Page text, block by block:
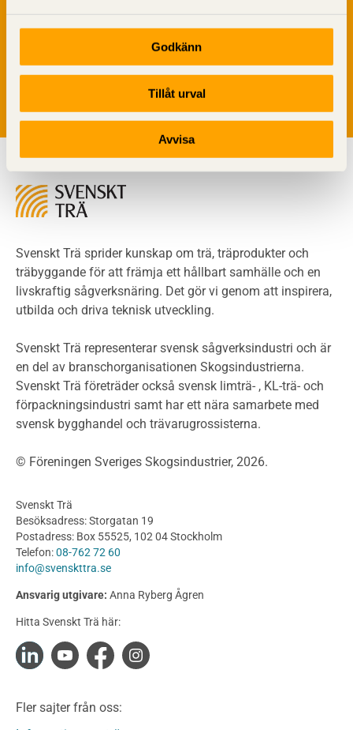
Godkänn
Tillåt urval
Avvisa
Detaljlösningar
Träytors brandegenskaper
Tekniska byten med sprinkler
Riskvärdering i flervåningsbostadshus
Kontroll av utförande
Miljö
Miljöeffekter
LCA
Miljödeklarationer och märkning
Termer och förkortningar
Planering
Klimatkalkylator hallar
Projektering av trähus - generellt
Byggsystem
Fasadsystem i skivmaterial
Bullerskärmar och andra utomhuskonstruktioner
Byggnation och utförande
Utförande
Produkter
Konstruktionsvirke
Konstruktionsvirke Behandlat
Konstruktionsvirke Fingerskarvat
Konstruktionsvirke Fingerskarvat Obehandlat
Limträ
Fanerträ
Vi värnar om personlig integritet vilket innebär att dina
personuppgifter alltid hanteras på ett ansvarsfullt sätt.
Genom att klicka på skicka lämnar du ditt samtycke.
Svenskt Trä sprider kunskap om trä, träprodukter och
träbyggande för att främja ett hållbart samhälle och en
livskraftig sågverksnäring. Det gör vi genom att inspirera,
utbilda och driva teknisk utveckling.
Svenskt Trä representerar svensk sågverksindustri och är
en del av branschorganisationen Skogsindustrierna.
Svenskt Trä företräder också svensk limträ- , KL-trä- och
förpackningsindustri samt har ett nära samarbete med
svensk bygghandel och trävarugrossisterna.
© Föreningen Sveriges Skogsindustrier, 2026.
Svenskt Trä
Besöksadress: Storgatan 19
Postadress: Box 55525, 102 04 Stockholm
Telefon:08-762 72 60
info@svenskttra.se
Ansvarig utgivare: Anna Ryberg Ågren
Hitta Svenskt Trä här:
Fler sajter från oss: